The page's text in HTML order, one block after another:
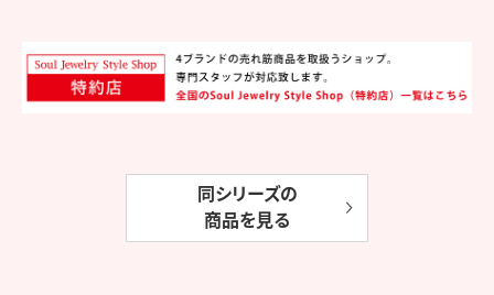
同シリーズの
商品を見る